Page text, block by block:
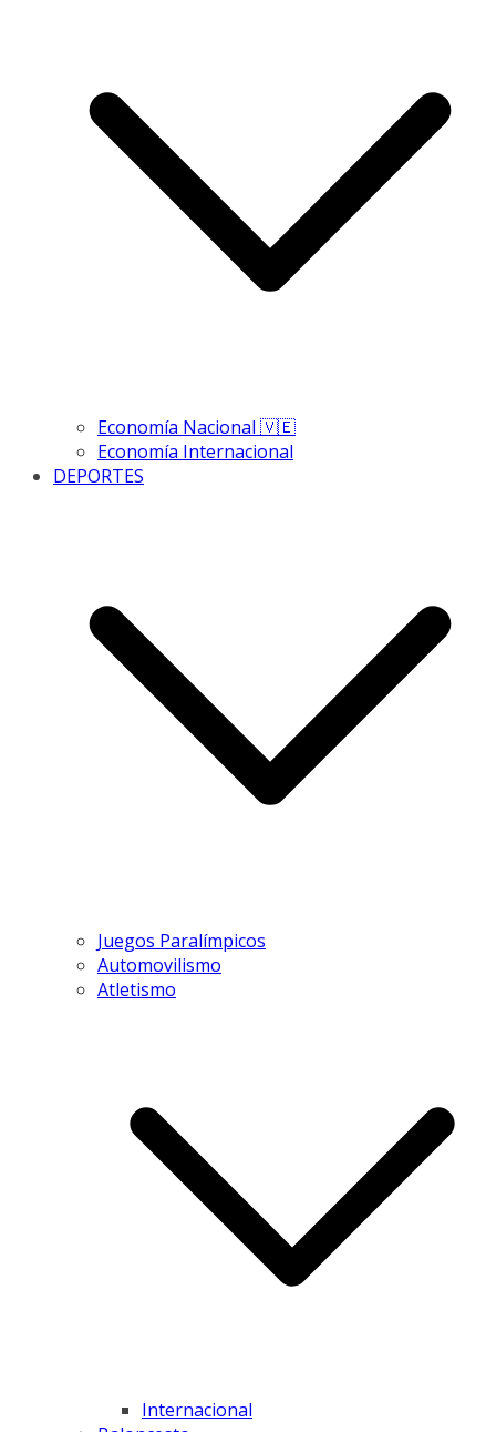
Economía Nacional 🇻🇪
Economía Internacional
DEPORTES
Juegos Paralímpicos
Automovilismo
Atletismo
Internacional